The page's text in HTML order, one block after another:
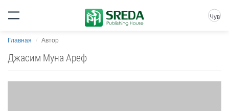
Чув
Главная Автор
Джасим‬‏ Муна Ареф